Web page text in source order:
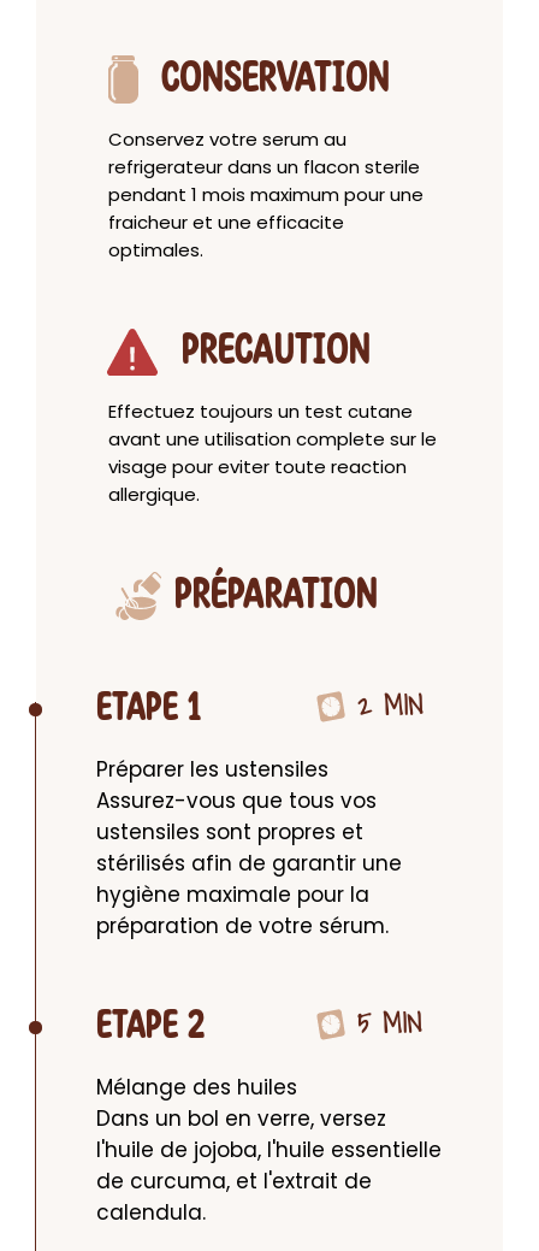
CONSERVATION
Conservez votre serum au
refrigerateur dans un flacon sterile
pendant 1 mois maximum pour une
fraicheur et une efficacite
optimales.
PRECAUTION
Effectuez toujours un test cutane
avant une utilisation complete sur le
visage pour eviter toute reaction
allergique.
PRÉPARATION
ETAPE 1 2 MIN
Préparer les ustensiles
Assurez-vous que tous vos
ustensiles sont propres et
stérilisés afin de garantir une
hygiène maximale pour la
préparation de votre sérum.
ETAPE 2 5 MIN
Mélange des huiles
Dans un bol en verre, versez
l'huile de jojoba, l'huile essentielle
de curcuma, et l'extrait de
calendula.